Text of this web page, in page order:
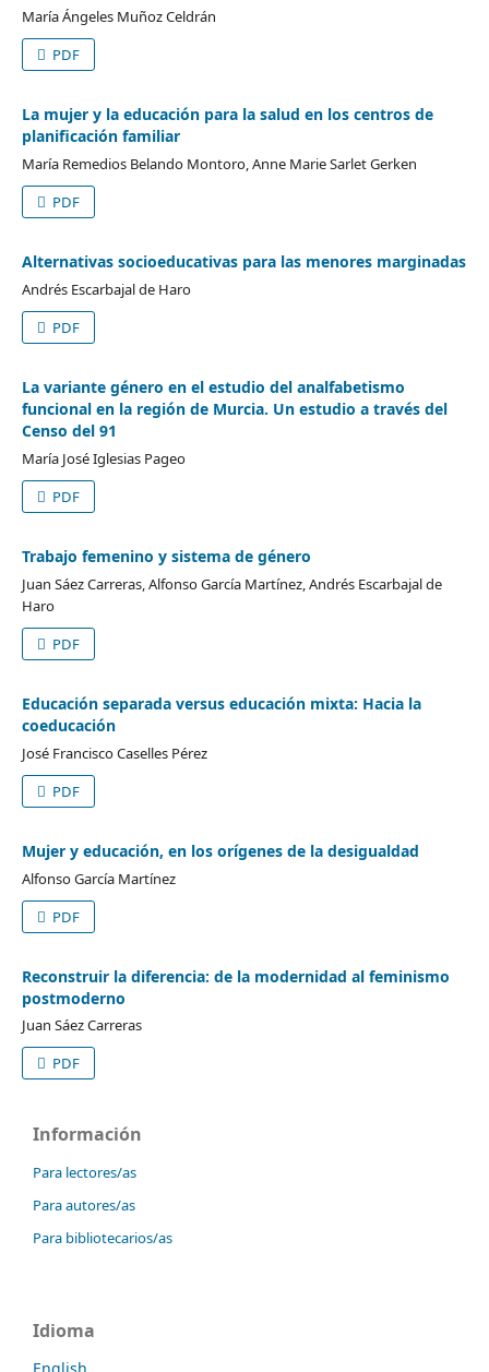
María Ángeles Muñoz Celdrán
PDF
La mujer y la educación para la salud en los centros de
planificación familiar
María Remedios Belando Montoro, Anne Marie Sarlet Gerken
PDF
Alternativas socioeducativas para las menores marginadas
Andrés Escarbajal de Haro
PDF
La variante género en el estudio del analfabetismo
funcional en la región de Murcia. Un estudio a través del
Censo del 91
María José Iglesias Pageo
PDF
Trabajo femenino y sistema de género
Juan Sáez Carreras, Alfonso García Martínez, Andrés Escarbajal de
Haro
PDF
Educación separada versus educación mixta: Hacia la
coeducación
José Francisco Caselles Pérez
PDF
Mujer y educación, en los orígenes de la desigualdad
Alfonso García Martínez
PDF
Reconstruir la diferencia: de la modernidad al feminismo
postmoderno
Juan Sáez Carreras
PDF
Información
Para lectores/as
Para autores/as
Para bibliotecarios/as
Idioma